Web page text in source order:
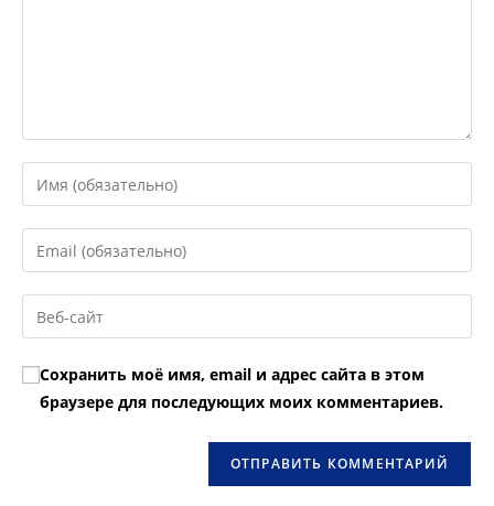
Введите
свое
имя
или
пользователя,
чтобы
прокомментировать
Введите
свой
email-
адрес,
прокомментировать
Введите
URL
вашего
веб-
сайта
Сохранить моё имя, email и адрес сайта в этом
браузере для последующих моих комментариев.